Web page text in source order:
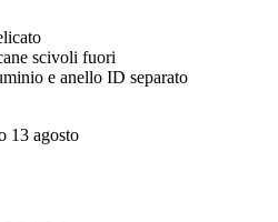
scivoli fuori
e anello ID separato
13 agosto